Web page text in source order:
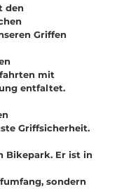
den
Griffen
mit
entfaltet.
Griffsicherheit.
Bikepark. Er ist in
sondern